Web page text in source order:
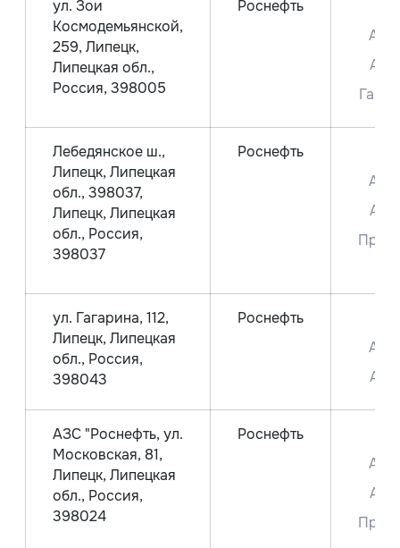
ул. Зои
Космодемьянской,
259, Липецк,
Липецкая обл.,
Россия, 398005
Роснефть
Аи-
Аи-
Газ
Лебедянское ш.,
Липецк, Липецкая
обл., 398037,
Липецк, Липецкая
обл., Россия,
398037
Роснефть
Аи-
Аи-
ул. Гагарина, 112,
Липецк, Липецкая
обл., Россия,
398043
Роснефть
Аи-
Аи-
АЗС "Роснефть, ул.
Московская, 81,
Липецк, Липецкая
обл., Россия,
398024
Роснефть
Аи-
Аи-